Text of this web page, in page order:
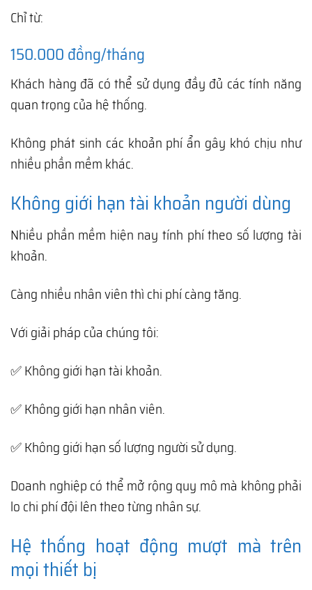
Chỉ từ:
150.000 đồng/tháng
Khách hàng đã có thể sử dụng đầy đủ các tính năng
quan trọng của hệ thống.
Không phát sinh các khoản phí ẩn gây khó chịu như
nhiều phần mềm khác.
Không giới hạn tài khoản người dùng
Nhiều phần mềm hiện nay tính phí theo số lượng tài
khoản.
Càng nhiều nhân viên thì chi phí càng tăng.
Với giải pháp của chúng tôi:
✅ Không giới hạn tài khoản.
✅ Không giới hạn nhân viên.
✅ Không giới hạn số lượng người sử dụng.
Doanh nghiệp có thể mở rộng quy mô mà không phải
lo chi phí đội lên theo từng nhân sự.
Hệ thống hoạt động mượt mà trên
mọi thiết bị